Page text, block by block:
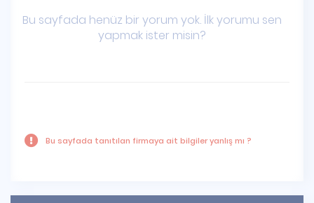
Bu sayfada henüz bir yorum yok. İlk yorumu sen
yapmak ister misin?
Bu sayfada tanıtılan firmaya ait bilgiler yanlış mı ?